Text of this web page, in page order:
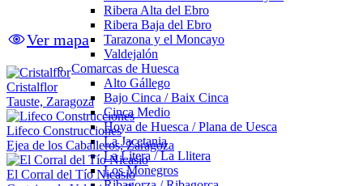
Ribera Alta del Ebro
Ribera Baja del Ebro
Tarazona y el Moncayo
Valdejalón
Comarcas de Huesca
Alto Gállego
Bajo Cinca / Baix Cinca
Cinca Medio
Hoya de Huesca / Plana de Uesca
La Jacetania
La Litera / La Llitera
Los Monegros
Ver mapa
Cristalflor
Tauste, Zaragoza
Lifeco Construcciones
Ejea de los Caballeros, Zaragoza
El Corral del Tío Nicasio